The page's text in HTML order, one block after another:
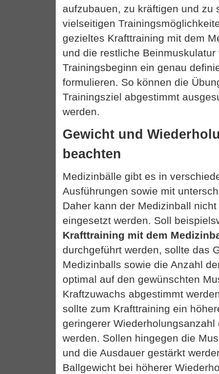
aufzubauen, zu kräftigen und zu
vielseitigen
gezieltes Krafttraining mit dem
und die restliche
Trainingsbeginn ein genau
formulieren. So können die
Trainingsziel abgestimmt
werden.
Gewicht und
beachten
Medizinbälle gibt es in
Ausführungen sowie mit
Daher kann der Medizinball
eingesetzt werden. Soll
Krafttraining mit dem
durchgeführt werden, sollte das
Medizinballs sowie die Anzahl
optimal auf den gewünschten
Kraftzuwachs abgestimmt
sollte zum Krafttraining ein
geringerer
werden. Sollen hingegen die
und die Ausdauer gestärkt
Ballgewicht bei höherer